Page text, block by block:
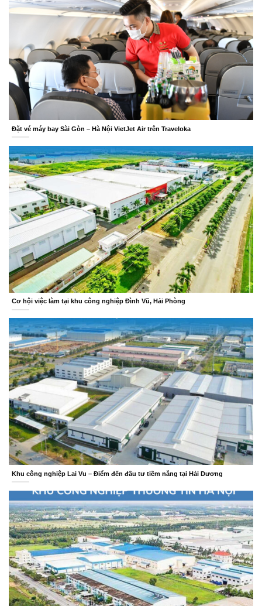
Đặt vé máy bay Sài Gòn – Hà Nội VietJet Air trên Traveloka
Cơ hội việc làm tại khu công nghiệp Đình Vũ, Hải Phòng
Khu công nghiệp Lai Vu – Điểm đến đầu tư tiềm năng tại Hải Dương